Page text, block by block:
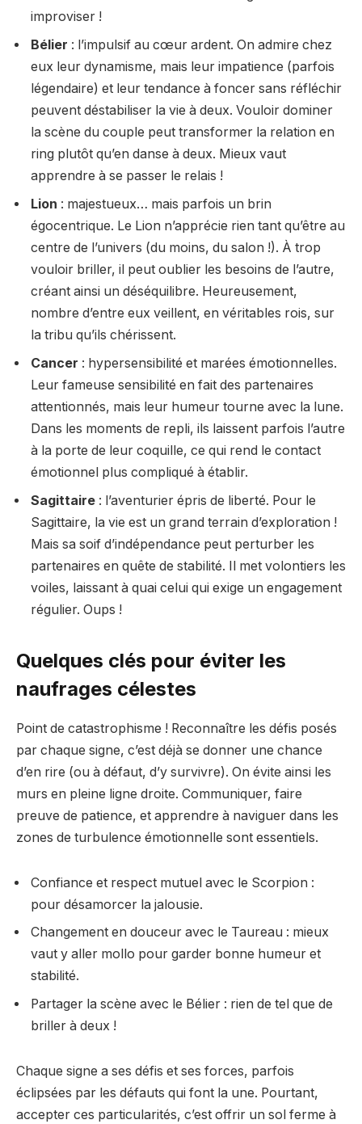
improviser !
Bélier : l’impulsif au cœur ardent. On admire chez
eux leur dynamisme, mais leur impatience (parfois
légendaire) et leur tendance à foncer sans réfléchir
peuvent déstabiliser la vie à deux. Vouloir dominer
la scène du couple peut transformer la relation en
ring plutôt qu’en danse à deux. Mieux vaut
apprendre à se passer le relais !
Lion : majestueux… mais parfois un brin
égocentrique. Le Lion n’apprécie rien tant qu’être au
centre de l’univers (du moins, du salon !). À trop
vouloir briller, il peut oublier les besoins de l’autre,
créant ainsi un déséquilibre. Heureusement,
nombre d’entre eux veillent, en véritables rois, sur
la tribu qu’ils chérissent.
Cancer : hypersensibilité et marées émotionnelles.
Leur fameuse sensibilité en fait des partenaires
attentionnés, mais leur humeur tourne avec la lune.
Dans les moments de repli, ils laissent parfois l’autre
à la porte de leur coquille, ce qui rend le contact
émotionnel plus compliqué à établir.
Sagittaire : l’aventurier épris de liberté. Pour le
Sagittaire, la vie est un grand terrain d’exploration !
Mais sa soif d’indépendance peut perturber les
partenaires en quête de stabilité. Il met volontiers les
voiles, laissant à quai celui qui exige un engagement
régulier. Oups !
Quelques clés pour éviter les
naufrages célestes
Point de catastrophisme ! Reconnaître les défis posés
par chaque signe, c’est déjà se donner une chance
d’en rire (ou à défaut, d’y survivre). On évite ainsi les
murs en pleine ligne droite. Communiquer, faire
preuve de patience, et apprendre à naviguer dans les
zones de turbulence émotionnelle sont essentiels.
Confiance et respect mutuel avec le Scorpion :
pour désamorcer la jalousie.
Changement en douceur avec le Taureau : mieux
vaut y aller mollo pour garder bonne humeur et
stabilité.
Partager la scène avec le Bélier : rien de tel que de
briller à deux !
Chaque signe a ses défis et ses forces, parfois
éclipsées par les défauts qui font la une. Pourtant,
accepter ces particularités, c’est offrir un sol ferme à